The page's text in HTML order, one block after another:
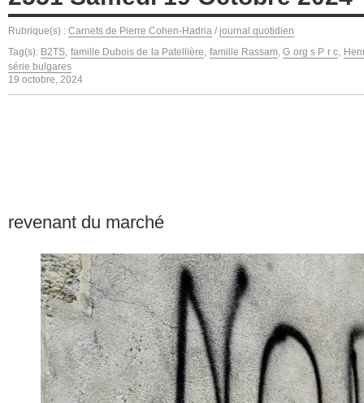
Rubrique(s) : Carnets de Pierre Cohen-Hadria / journal quotidien
Tag(s): B2TS, famille Dubois de la Patellière, famille Rassam,G org s P r c,
série bulgares
19 octobre, 2024
revenant du marché